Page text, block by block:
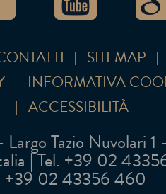
SITEMAP
INFORMATIVA
ACCESSIBILITÀ
Largo Tazio Nuvolari
| Tel. +39 02 43356
+39 02 43356 460